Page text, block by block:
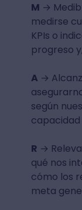
M →
medirse
KPIs o
progreso
A →
según
capacidad
R →
qué nos
cómo los
meta